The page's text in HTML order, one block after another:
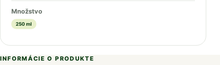
Množstvo
250 ml
INFORMÁCIE O PRODUKTE